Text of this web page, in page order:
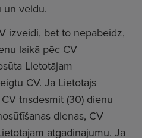
un veidu.
izveidi, bet to nepabeidz,
laikā pēc CV
Lietotājam
CV. Ja Lietotājs
trīsdesmit (30) dienu
dienas, CV
atgādinājumu. Ja